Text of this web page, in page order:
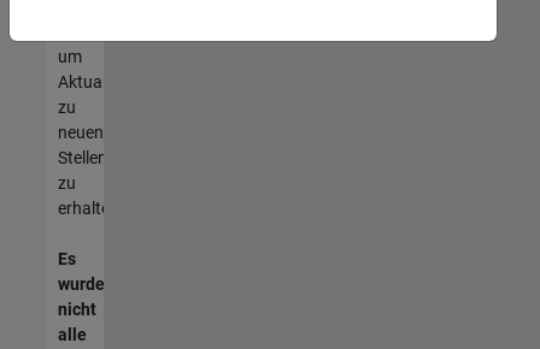
um
Aktualisierungen
zu
neuen
Stellenangeboten
zu
erhalten.
Es
wurden
nicht
alle